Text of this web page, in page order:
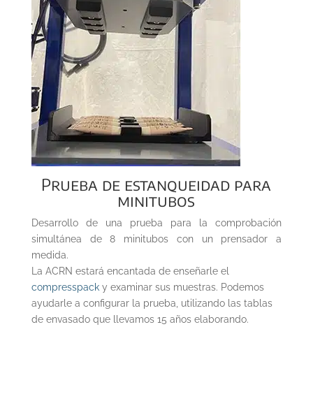
Prueba de estanqueidad para
minitubos
Desarrollo de una prueba para la comprobación
simultánea de 8 minitubos con un prensador a
medida.
La ACRN estará encantada de enseñarle el
compresspacky examinar sus muestras. Podemos
ayudarle a configurar la prueba, utilizando las tablas
de envasado que llevamos 15 años elaborando.